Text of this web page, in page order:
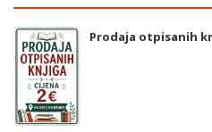
Prodaja otpisanih